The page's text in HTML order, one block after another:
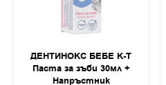
ДЕНТИНОКС БЕБЕ К-Т
Паста за зъби 30мл +
Напръстник